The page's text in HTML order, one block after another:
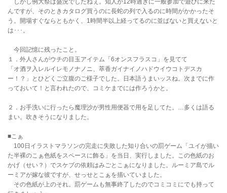
んですが、そのときカタログ買うのに長蛇の列で入るのに時間がかかったそ
う。開場すぐならともかく、1時間半以上経ってるのに並ばないと買えないと
は･･･。
今回記憶に残ったこと。
１．外人さんがウチの目玉アイテム「6オンスフラスコ」を見てて
「オ酒ヲ入レルイレモノナノニ、萃香ガイナイノハドウイウコトデスカ
ー！？」とひどくご立腹のご様子でした。日本語うまいッスね。次までに作
っておいて！と言われたので、コミケまでには作ろうかと。
２．お手洗いに行ったら魔理沙が男性用便器で用を足してた。…多くは語る
まい。吹きそうになりました。
■こぁ
100日イラストマラソンの完走に失敗した知り合いの罰ゲーム「ユイが描い
た半裸のこぁ色紙をスペースに飾る」を当日、実行しました。この色紙のお
かげ（せい？）でスケブの依頼はみごとこぁになりました。ルーミア島でル
ーミアが嫁な彼ですが、せっせとこぁを描いていました。
その色紙が上のそれ。罰ゲームも無事終了したのでコミコミにでも持って